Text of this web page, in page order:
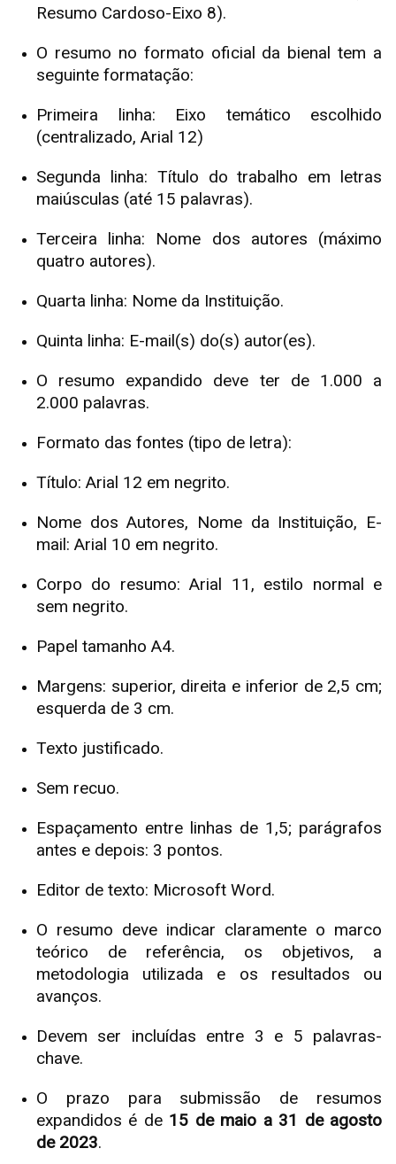
Resumo Cardoso-Eixo 8).
O resumo no formato oficial da bienal tem a
seguinte formatação:
Primeira linha: Eixo temático escolhido
(centralizado, Arial 12)
Segunda linha: Título do trabalho em letras
maiúsculas (até 15 palavras).
Terceira linha: Nome dos autores (máximo
quatro autores).
Quarta linha: Nome da Instituição.
Quinta linha: E-mail(s) do(s) autor(es).
O resumo expandido deve ter de 1.000 a
2.000 palavras.
Formato das fontes (tipo de letra):
Título: Arial 12 em negrito.
Nome dos Autores, Nome da Instituição, E-
mail: Arial 10 em negrito.
Corpo do resumo: Arial 11, estilo normal e
sem negrito.
Papel tamanho A4.
Margens: superior, direita e inferior de 2,5 cm;
esquerda de 3 cm.
Texto justificado.
Sem recuo.
Espaçamento entre linhas de 1,5; parágrafos
antes e depois: 3 pontos.
Editor de texto: Microsoft Word.
O resumo deve indicar claramente o marco
teórico de referência, os objetivos, a
metodologia utilizada e os resultados ou
avanços.
Devem ser incluídas entre 3 e 5 palavras-
chave.
O prazo para submissão de resumos
expandidos é de 15 de maio a 31 de agosto
de 2023.